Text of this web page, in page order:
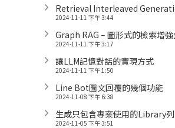
Retrieval Interleaved
2024-11-11 下午 3:44
Graph RAG – 圖形式的檢索增
2024-11-11 下午 3:17
讓LLM記憶對話的實現方式
2024-11-11 下午 1:50
Line Bot圖文回覆的幾個功能
2024-11-08 下午 6:38
生成只包含專案使用的Library
2024-11-05 下午 3:51